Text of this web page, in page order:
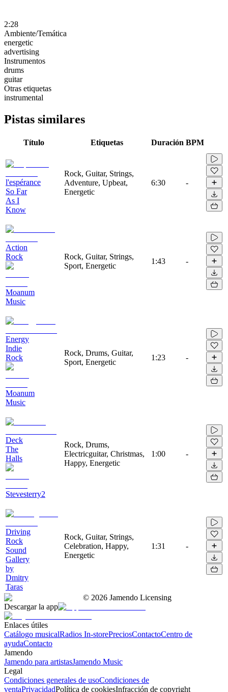
2:28
Ambiente/Temática
energetic
advertising
Instrumentos
drums
guitar
Otras etiquetas
instrumental
Pistas similares
Título Etiquetas Duración BPM
l'espérance
So Far
As I
Know
Rock, Guitar, Strings,
Adventure, Upbeat,
Energetic
6:30 -
Action
Rock
Moanum
Music
Rock, Guitar, Strings,
Sport, Energetic
1:43 -
Energy
Indie
Rock
Moanum
Music
Rock, Drums, Guitar,
Sport, Energetic
1:23 -
Deck
The
Halls
Stevesterry2
Rock, Drums,
Electricguitar, Christmas,
Happy, Energetic
1:00 -
Driving
Rock
Sound
Gallery
by
Dmitry
Taras
Rock, Guitar, Strings,
Celebration, Happy,
Energetic
1:31 -
© 2026 Jamendo Licensing
Descargar la app
Enlaces útiles
Catálogo musicalRadios In-storePreciosContactoCentro de
ayudaContacto
Jamendo
Jamendo para artistasJamendo Music
Legal
Condiciones generales de usoCondiciones de
ventaPrivacidadPolítica de cookiesInfracción de copyright